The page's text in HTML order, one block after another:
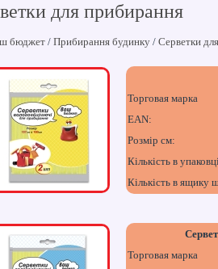
для прибирання
бюджет/ Прибирання будинку/ Серветки
Торговая марка
EAN:
Розмір см:
Кількість в
Кількість в ящику
Торговая марка